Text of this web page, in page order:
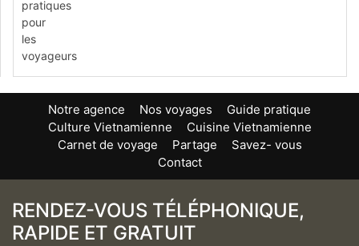
Notre agence Nos voyages
Guide pratique
Culture Vietnamienne
Cuisine Vietnamienne
Carnet de voyage
Partage
Savez- vous
Contact
RENDEZ-VOUS TÉLÉPHONIQUE,
RAPIDE ET GRATUIT